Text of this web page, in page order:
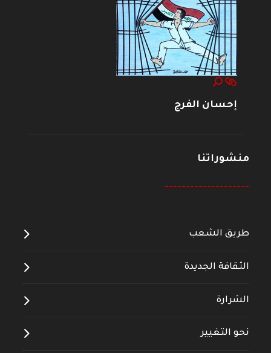
إحسان الفرج
منشوراتنا
--------------------
طريق الشعب
الثقافة الجديدة
الشرارة
نحو التغيير